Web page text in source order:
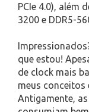
PCIe 4.0), além
3200 e DDR5-
que estou!
de clock mais
meus conceitos
Antigamente, as